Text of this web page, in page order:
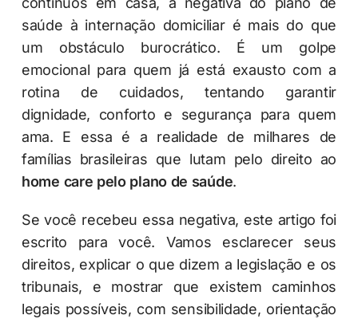
saúde à internação domiciliar é mais do que
um obstáculo burocrático. É um golpe
emocional para quem já está exausto com a
rotina de cuidados, tentando garantir
dignidade, conforto e segurança para quem
ama. E essa é a realidade de milhares de
famílias brasileiras que lutam pelo direito ao
home care pelo plano de saúde.
Se você recebeu essa negativa, este artigo foi
escrito para você. Vamos esclarecer seus
direitos, explicar o que dizem a legislação e os
tribunais, e mostrar que existem caminhos
legais possíveis, com sensibilidade, orientação